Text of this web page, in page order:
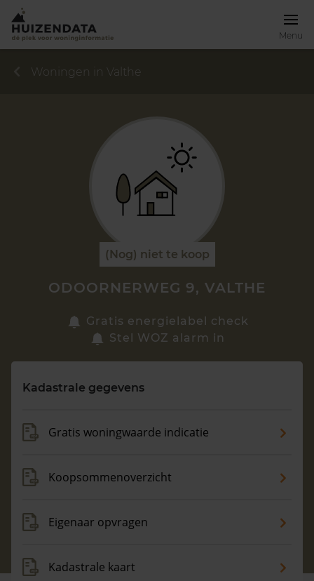
Menu
Zoek een woning
Maandag t/m vrijdag - 08:00 -18:00
Woningen in Valthe
(Nog) niet te koop
ODOORNERWEG 9, VALTHE
Gratis energielabel check
Stel WOZ alarm in
Kadastrale gegevens
Gratis woningwaarde indicatie
Koopsommenoverzicht
Eigenaar opvragen
Kadastrale kaart